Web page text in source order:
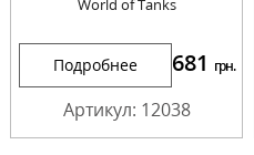
World of Tanks
Подробнее 681 грн.
Артикул: 12038